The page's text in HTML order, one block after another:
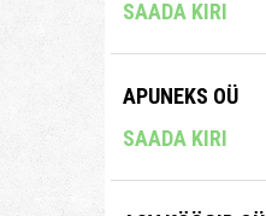
SAADA KIRI
APUNEKS OÜ
SAADA KIRI